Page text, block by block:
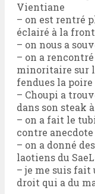
Vientiane
– on est rentré
éclairé à la
– on nous a
– on a
minoritaire sur
fendues la
– Choupi a
dans son steak
– on a fait le
contre anecdote
– on a donné
laotiens du
– je me suis fait
droit qui a du